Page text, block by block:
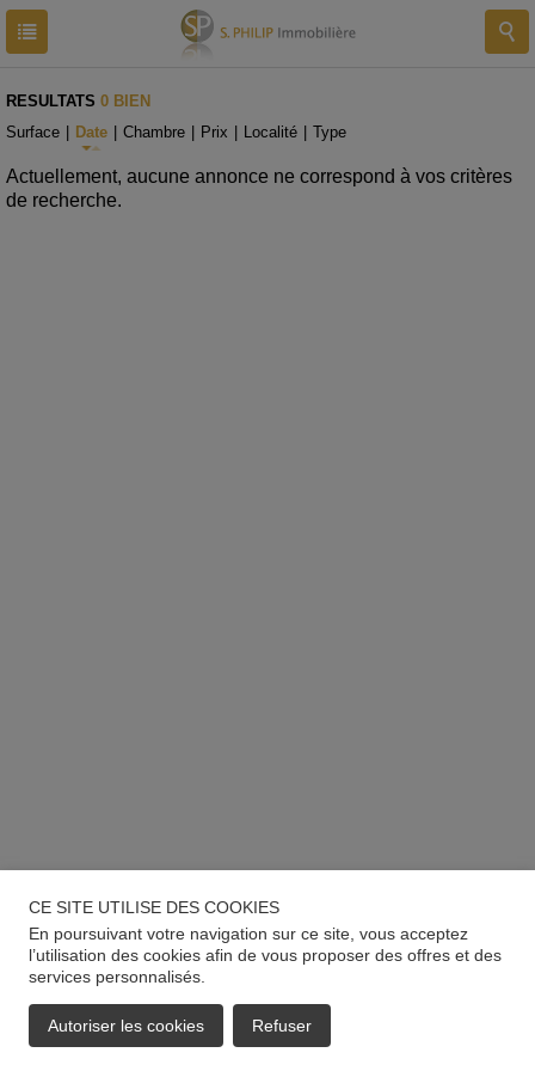
RESULTATS 0 BIEN
Surface
Date Chambre Prix Localité Type
Actuellement, aucune annonce ne correspond à vos critères
de recherche.
CE SITE UTILISE DES COOKIES
En poursuivant votre navigation sur ce site, vous acceptez
l’utilisation des cookies afin de vous proposer des offres et des
services personnalisés.
Autoriser les cookies Refuser